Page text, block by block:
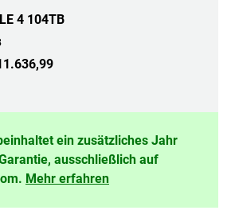
4 104TB
ein zusätzliches Jahr
ausschließlich auf
Mehr erfahren